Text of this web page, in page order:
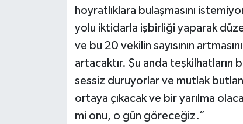
hoyratlıklara bulaşmasını
yolu iktidarla işbirliği yaparak
ve bu 20 vekilin sayısının
artacaktır. Şu anda teşkilhatların
sessiz duruyorlar ve mutlak
ortaya çıkacak ve bir yarılma
mi onu, o gün göreceğiz.”